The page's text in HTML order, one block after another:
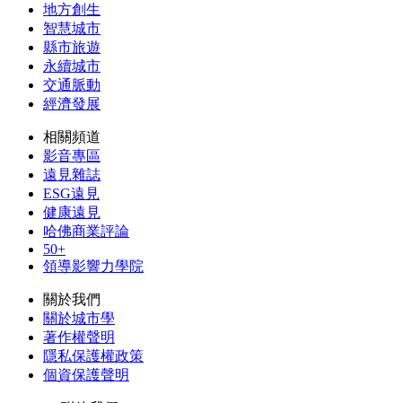
地方創生
智慧城市
縣市旅遊
永續城市
交通脈動
經濟發展
相關頻道
影音專區
遠見雜誌
ESG遠見
健康遠見
哈佛商業評論
50+
領導影響力學院
關於我們
關於城市學
著作權聲明
隱私保護權政策
個資保護聲明